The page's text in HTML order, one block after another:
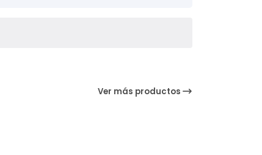
Ver más productos